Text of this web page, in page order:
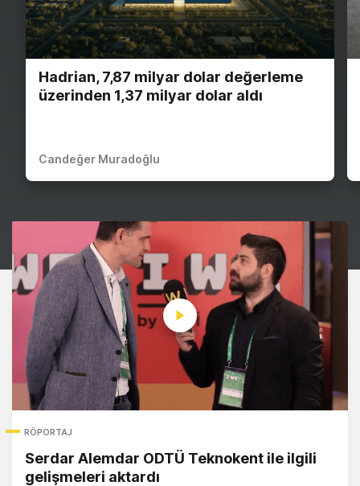
Hadrian, 7,87 milyar dolar değerleme
üzerinden 1,37 milyar dolar aldı
Candeğer Muradoğlu
RÖPORTAJ
Serdar Alemdar ODTÜ Teknokent ile ilgili
gelişmeleri aktardı